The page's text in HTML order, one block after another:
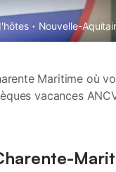
· Nouvelle-
Maritime où
vacances